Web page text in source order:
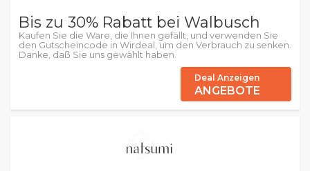
Bis zu 30% Rabatt bei Walbusch
Kaufen Sie die Ware, die Ihnen gefällt, und verwenden Sie
den Gutscheincode in Wirdeal, um den Verbrauch zu senken.
Danke, daß Sie uns gewählt haben.
Deal Anzeigen
ANGEBOTE